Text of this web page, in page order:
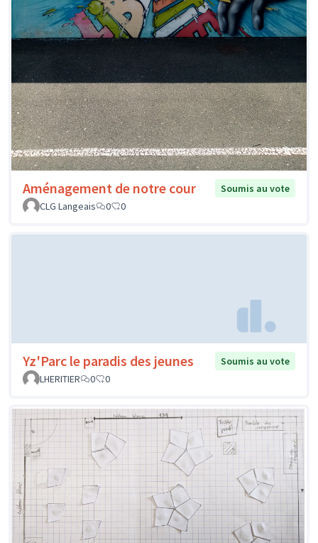
Aménagement de notre cour
Soumis au vote
CLG Langeais
0 0
Yz'Parc le paradis des jeunes
Soumis au vote
LHERITIER
0 0